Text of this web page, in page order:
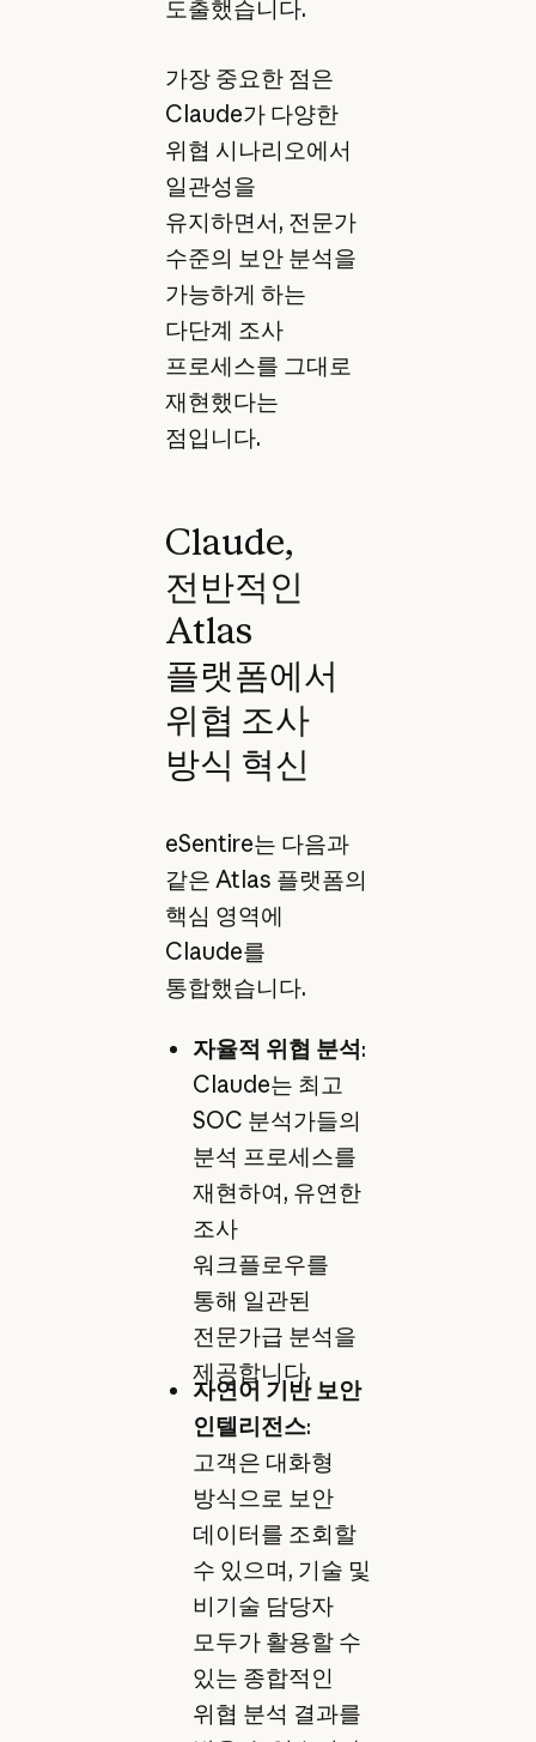
도출했습니다.
가장 중요한 점은
Claude가 다양한
위협 시나리오에서
일관성을
유지하면서, 전문가
수준의 보안 분석을
가능하게 하는
다단계 조사
프로세스를 그대로
재현했다는
점입니다.
Claude,
전반적인
Atlas
플랫폼에서
위협 조사
방식 혁신
eSentire는 다음과
같은 Atlas 플랫폼의
핵심 영역에
Claude를
통합했습니다.
자율적 위협 분석:
Claude는 최고
SOC 분석가들의
분석 프로세스를
재현하여, 유연한
조사
워크플로우를
통해 일관된
전문가급 분석을
제공합니다.
자연어 기반 보안
인텔리전스:
고객은 대화형
방식으로 보안
데이터를 조회할
수 있으며, 기술 및
비기술 담당자
모두가 활용할 수
있는 종합적인
위협 분석 결과를